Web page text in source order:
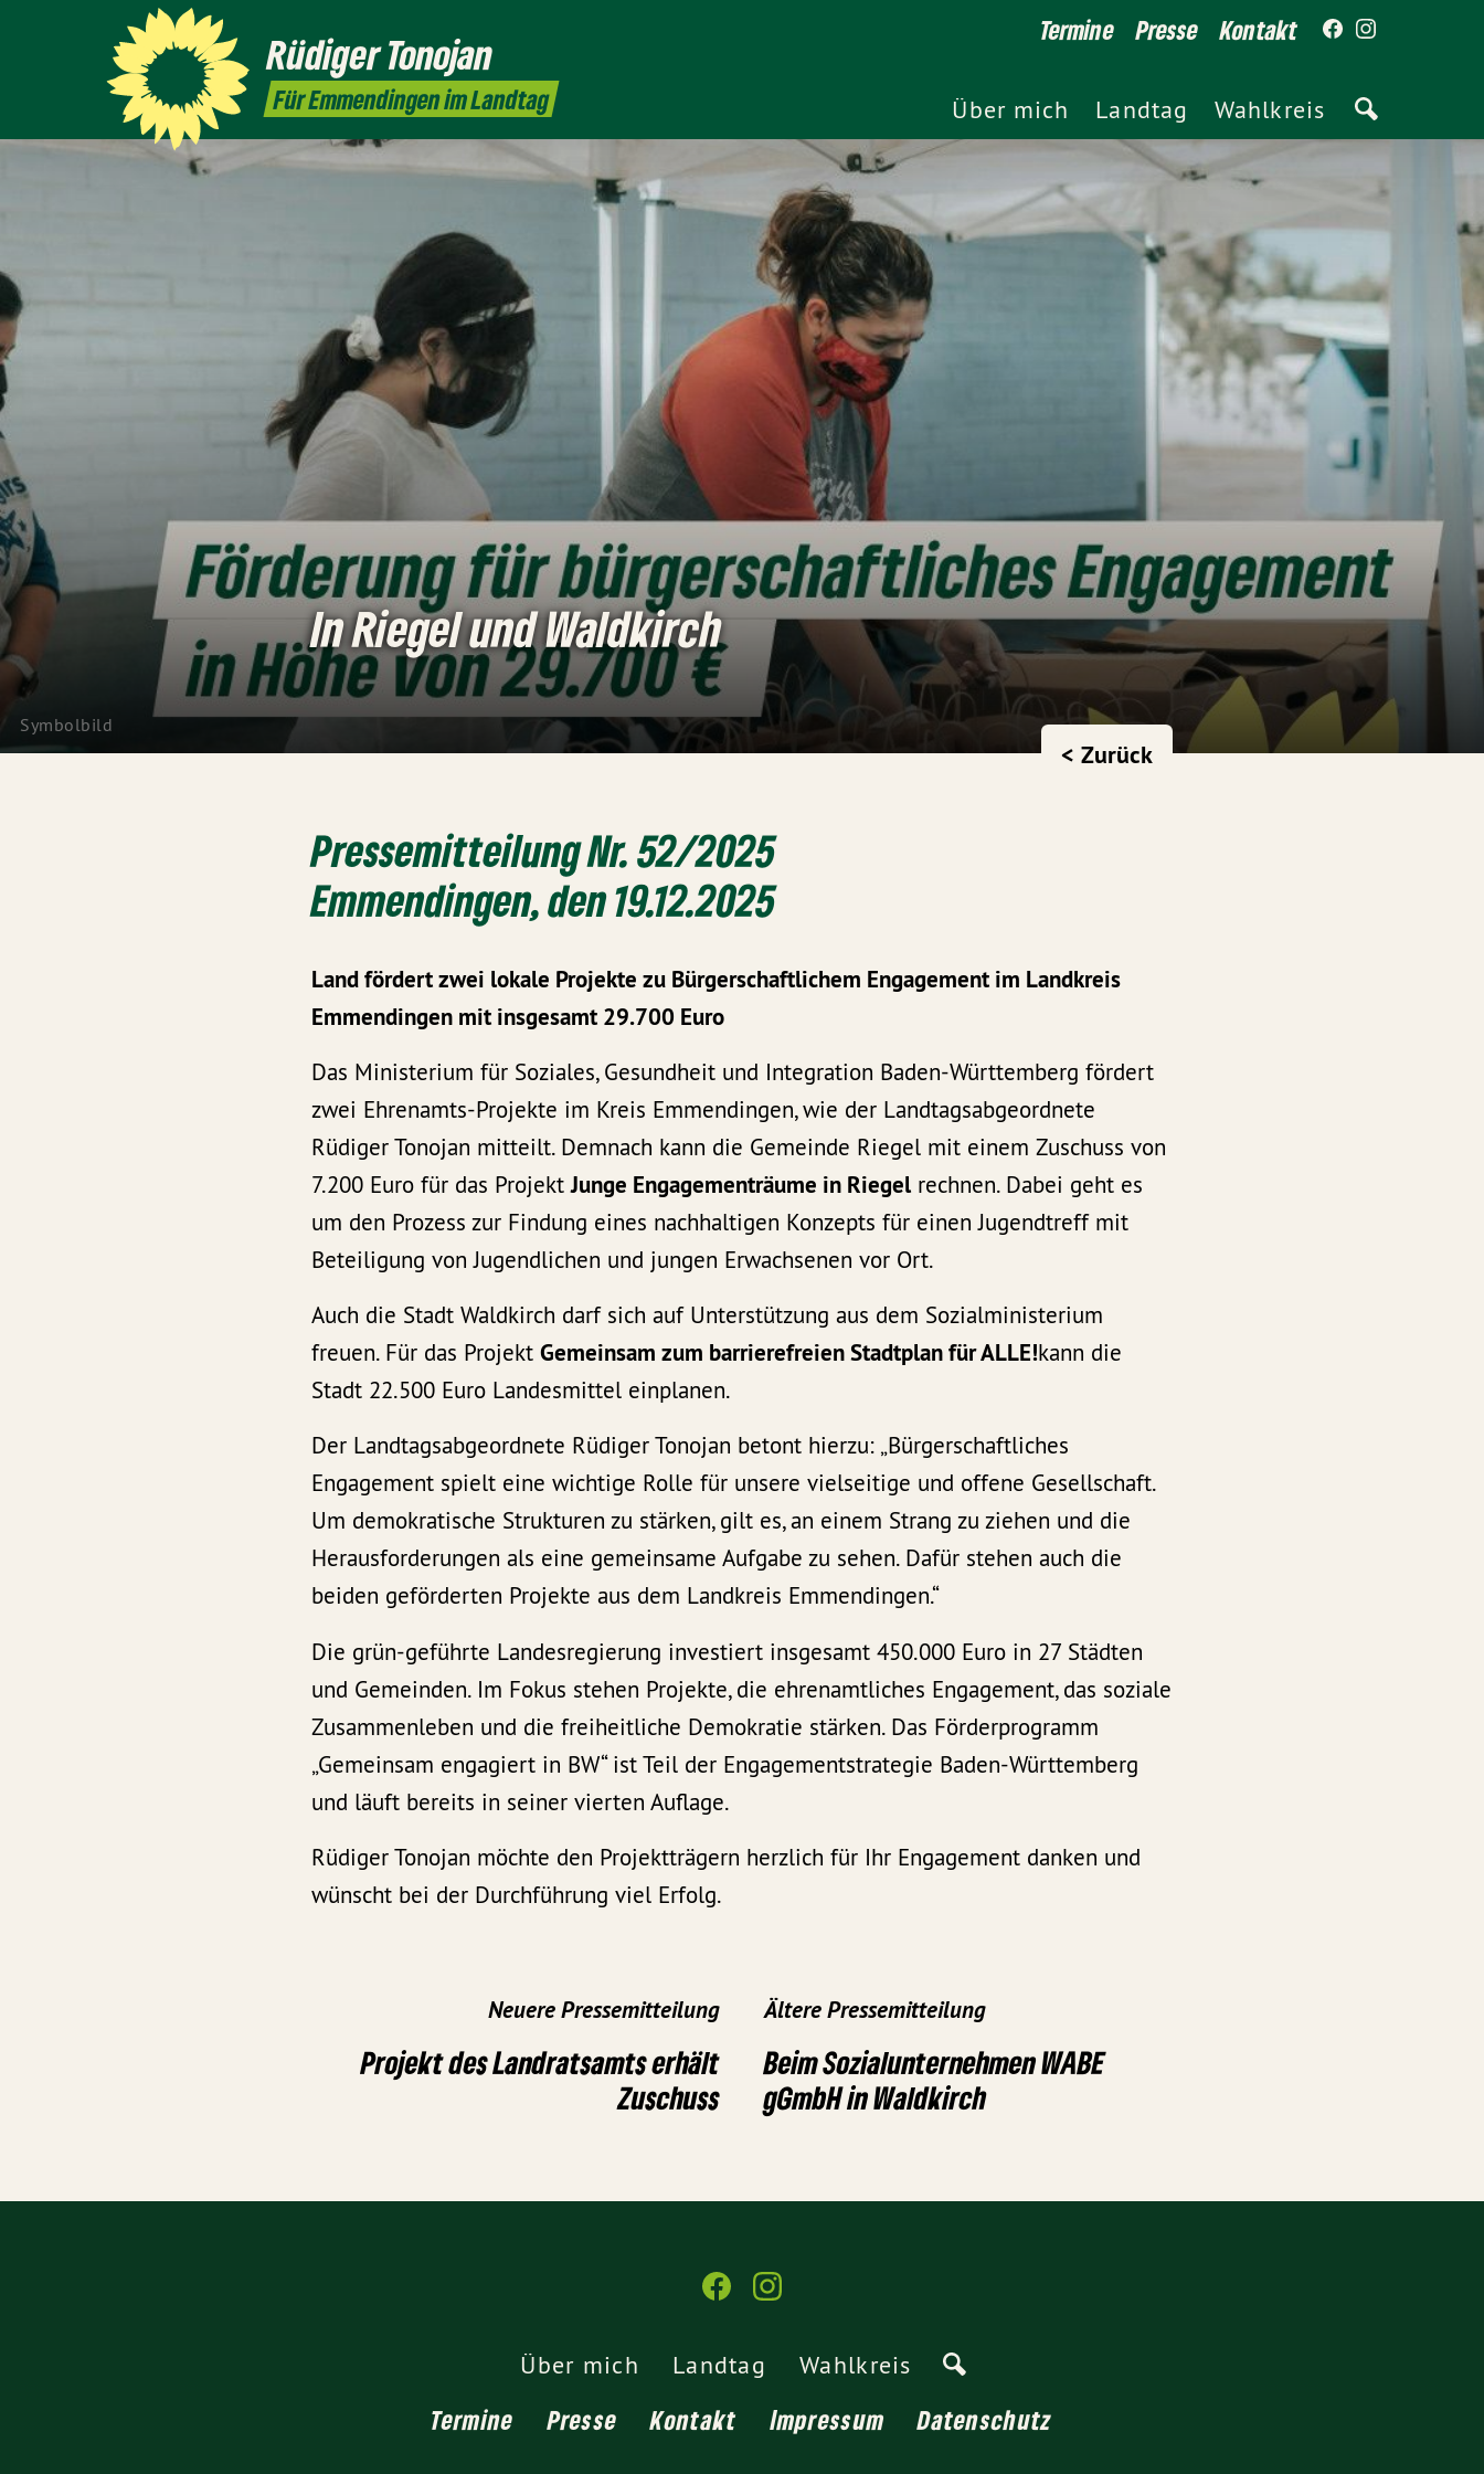
RüdigerTonojan
Für Emmendingen im Landtag
Termine Presse Kontakt
Über mich Landtag Wahlkreis
Symbolbild
In Riegel und Waldkirch
< Zurück
Pressemitteilung Nr. 52/2025
Emmendingen, den 19.12.2025
Land fördert zwei lokale Projekte zu Bürgerschaftlichem Engagement im Landkreis
Emmendingen mit insgesamt 29.700 Euro
Das Ministerium für Soziales, Gesundheit und Integration Baden-Württemberg fördert
zwei Ehrenamts-Projekte im Kreis Emmendingen, wie der Landtagsabgeordnete
Rüdiger Tonojan mitteilt. Demnach kann die Gemeinde Riegel mit einem Zuschuss von
7.200 Euro für das ProjektJunge Engagementräume in Riegel rechnen. Dabei geht es
um den Prozess zur Findung eines nachhaltigen Konzepts für einen Jugendtreff mit
Beteiligung von Jugendlichen und jungen Erwachsenen vor Ort.
Auch die Stadt Waldkirch darf sich auf Unterstützung aus dem Sozialministerium
freuen. Für das ProjektGemeinsam zum barrierefreien Stadtplan für ALLE!kann die
Stadt 22.500 Euro Landesmittel einplanen.
Der Landtagsabgeordnete Rüdiger Tonojan betont hierzu: „Bürgerschaftliches
Engagement spielt eine wichtige Rolle für unsere vielseitige und offene Gesellschaft.
Um demokratische Strukturen zu stärken, gilt es, an einem Strang zu ziehen und die
Herausforderungen als eine gemeinsame Aufgabe zu sehen. Dafür stehen auch die
beiden geförderten Projekte aus dem Landkreis Emmendingen.“
Die grün-geführte Landesregierung investiert insgesamt 450.000 Euro in 27 Städten
und Gemeinden. Im Fokus stehen Projekte, die ehrenamtliches Engagement, das soziale
Zusammenleben und die freiheitliche Demokratie stärken. Das Förderprogramm
„Gemeinsam engagiert in BW“ ist Teil der Engagementstrategie Baden-Württemberg
und läuft bereits in seiner vierten Auflage.
Rüdiger Tonojan möchte den Projektträgern herzlich für Ihr Engagement danken und
wünscht bei der Durchführung viel Erfolg.
Neuere Pressemitteilung
Projekt des Landratsamts erhält
Zuschuss
Ältere Pressemitteilung
Beim Sozialunternehmen WABE
gGmbH in Waldkirch
Über mich Landtag Wahlkreis
Termine Presse Kontakt Impressum Datenschutz